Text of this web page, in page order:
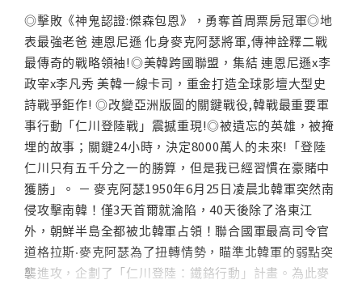
◎擊敗《神鬼認證:傑森包恩》，勇奪首周票房冠軍◎地
表最強老爸 連恩尼遜 化身麥克阿瑟將軍,傳神詮釋二戰
最傳奇的戰略領袖!◎美韓跨國聯盟，集結 連恩尼遜x李
政宰x李凡秀 美韓一線卡司，重金打造全球影壇大型史
詩戰爭鉅作! ◎改變亞洲版圖的關鍵戰役,韓戰最重要軍
事行動「仁川登陸戰」震撼重現!◎被遺忘的英雄，被掩
埋的故事；關鍵24小時，決定8000萬人的未來!「登陸
仁川只有五千分之一的勝算，但是我已經習慣在豪賭中
獲勝」。 － 麥克阿瑟1950年6月25日凌晨北韓軍突然南
侵攻擊南韓！僅3天首爾就淪陷，40天後除了洛東江
外，朝鮮半島全都被北韓軍占領！聯合國軍最高司令官
道格拉斯‧麥克阿瑟為了扭轉情勢，瞄準北韓軍的弱點突
襲進攻，企劃了「仁川登陸：鐵鉻行動」計畫。為此麥